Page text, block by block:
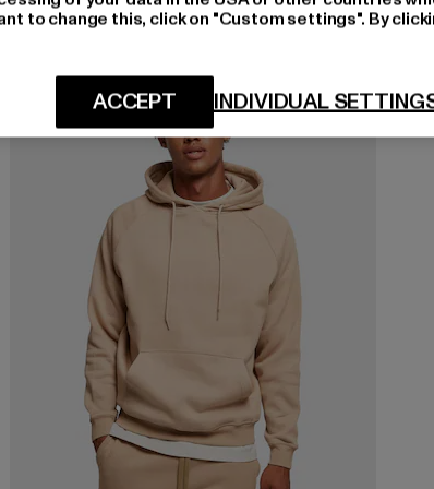
-45%
to change this, click on "Custom settings". By
INDIVIDUAL
ACCEPT